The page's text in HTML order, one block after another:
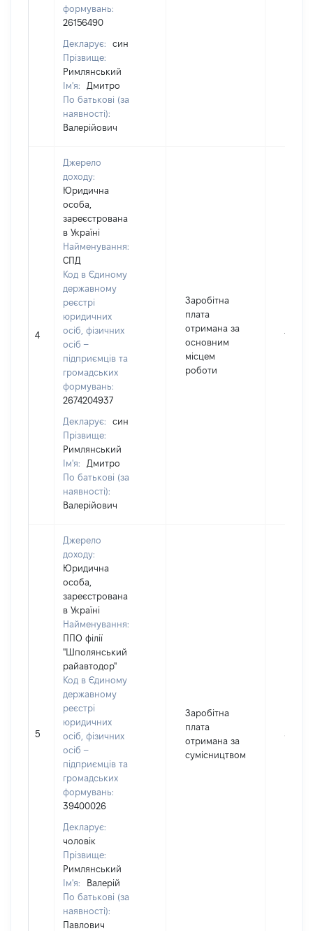
формувань:
26156490
Декларує:
син
Прізвище:
Римлянський
Ім'я:
Дмитро
По батькові (за
наявності):
Валерійович
4
Джерело
доходу:
Юридична
особа,
зареєстрована
в Україні
Найменування:
СПД
Код в Єдиному
державному
реєстрі
юридичних
осіб, фізичних
осіб –
підприємців та
громадських
формувань:
2674204937
Декларує:
син
Прізвище:
Римлянський
Ім'я:
Дмитро
По батькові (за
наявності):
Валерійович
Заробітна
плата
отримана за
основним
місцем
роботи
15091
5
Джерело
доходу:
Юридична
особа,
зареєстрована
в Україні
Найменування:
ППО філії
"Шполянський
райавтодор"
Код в Єдиному
державному
реєстрі
юридичних
осіб, фізичних
осіб –
підприємців та
громадських
формувань:
39400026
Декларує:
чоловік
Прізвище:
Римлянський
Ім'я:
Валерій
По батькові (за
наявності):
Павлович
Заробітна
плата
отримана за
сумісництвом
500